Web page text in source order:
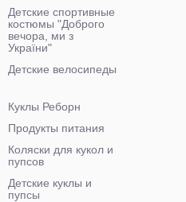
Детские спортивные
костюмы "Доброго
вечора, ми з
України"
Детские велосипеды
Куклы Реборн
Продукты питания
Коляски для кукол и
пупсов
Детские куклы и
пупсы